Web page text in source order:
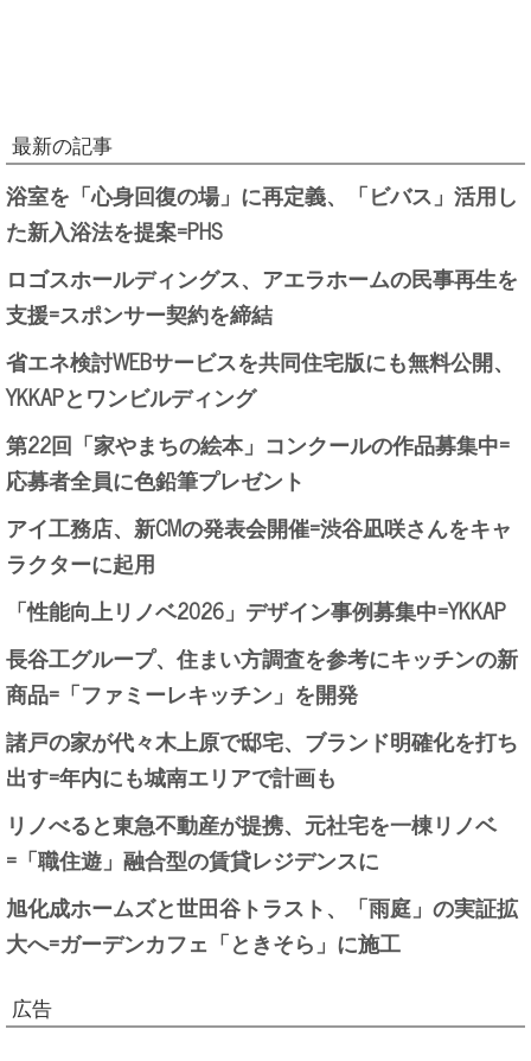
最新の記事
浴室を「心身回復の場」に再定義、「ビバス」活用し
た新入浴法を提案=PHS
ロゴスホールディングス、アエラホームの民事再生を
支援=スポンサー契約を締結
省エネ検討WEBサービスを共同住宅版にも無料公開、
YKKAPとワンビルディング
第22回「家やまちの絵本」コンクールの作品募集中=
応募者全員に色鉛筆プレゼント
アイ工務店、新CMの発表会開催=渋谷凪咲さんをキャ
ラクターに起用
「性能向上リノベ2026」デザイン事例募集中=YKKAP
長谷工グループ、住まい方調査を参考にキッチンの新
商品=「ファミーレキッチン」を開発
諸戸の家が代々木上原で邸宅、ブランド明確化を打ち
出す=年内にも城南エリアで計画も
リノべると東急不動産が提携、元社宅を一棟リノベ
=「職住遊」融合型の賃貸レジデンスに
旭化成ホームズと世田谷トラスト、「雨庭」の実証拡
大へ=ガーデンカフェ「ときそら」に施工
広告